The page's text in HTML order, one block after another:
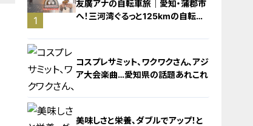
1
友廣アナの自転車旅｜愛知・蒲郡市
へ！三河湾ぐるっと125kmの自転車
コスプレサミット、ワクワクさん、アジ
ア大会楽曲…愛知県の話題あれこれ
美味しさと栄養、ダブルでアップ！と